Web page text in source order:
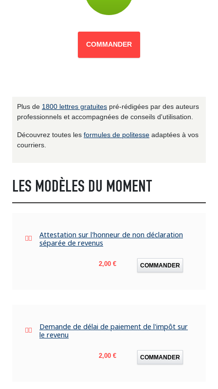
COMMANDER
Plus de 1800 lettres gratuites pré-rédigées par des auteurs
professionnels et accompagnées de conseils d'utilisation.
Découvrez toutes les formules de politesse adaptées à vos
courriers.
LES MODÈLES DU MOMENT
Attestation sur l'honneur de non déclaration
séparée de revenus
Prix
2,00 € COMMANDER
Demande de délai de paiement de l'impôt sur
le revenu
Prix
2,00 € COMMANDER